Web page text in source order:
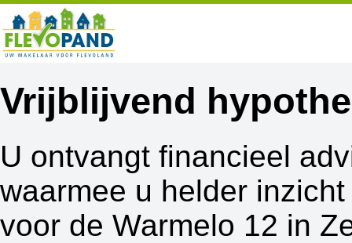
Vrijblijvend
U ontvangt financieel
waarmee u helder
voor de Warmelo 12 in